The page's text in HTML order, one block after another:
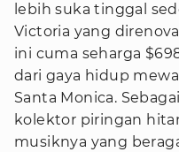
lebih suka tinggal
Victoria yang
ini cuma seharga
dari gaya hidup
Santa Monica.
kolektor piringan
musiknya yang